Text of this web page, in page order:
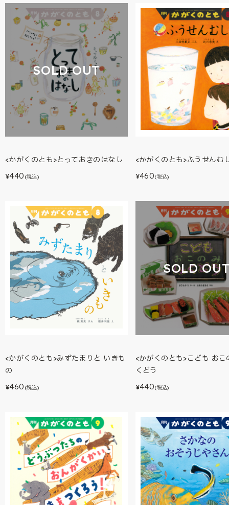
SOLD OUT
<かがくのとも>とっておきのはなし
¥440 (税込)
<かがくのとも>ふうせんむ
¥460(税込)
<かがくのとも>みずたまりと いきも
の
¥460 (税込)
SOLD
<かがくのとも>こども おこ
くどう
¥440(税込)